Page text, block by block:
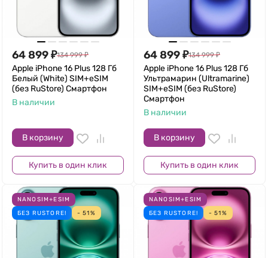
64 899₽134 999 ₽
Apple iPhone 16 Plus 128 Гб
Белый (White) SIM+eSIM
(без RuStore) Смартфон
В наличии
В корзину
Купить в один клик
64 899₽134 999 ₽
Apple iPhone 16 Plus 128 Гб
Ультрамарин (Ultramarine)
SIM+eSIM (без RuStore)
Смартфон
В наличии
В корзину
Купить в один клик
NANOSIM+ESIM
БЕЗ RUSTORE!
- 51%
NANOSIM+ESIM
БЕЗ RUSTORE!
- 51%